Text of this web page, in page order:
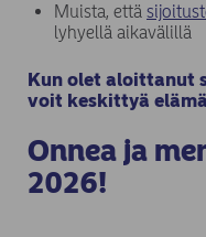
Muista, että
lyhyellä aikavälillä
Kun olet aloittanut
voit keskittyä
Onnea ja
2026!